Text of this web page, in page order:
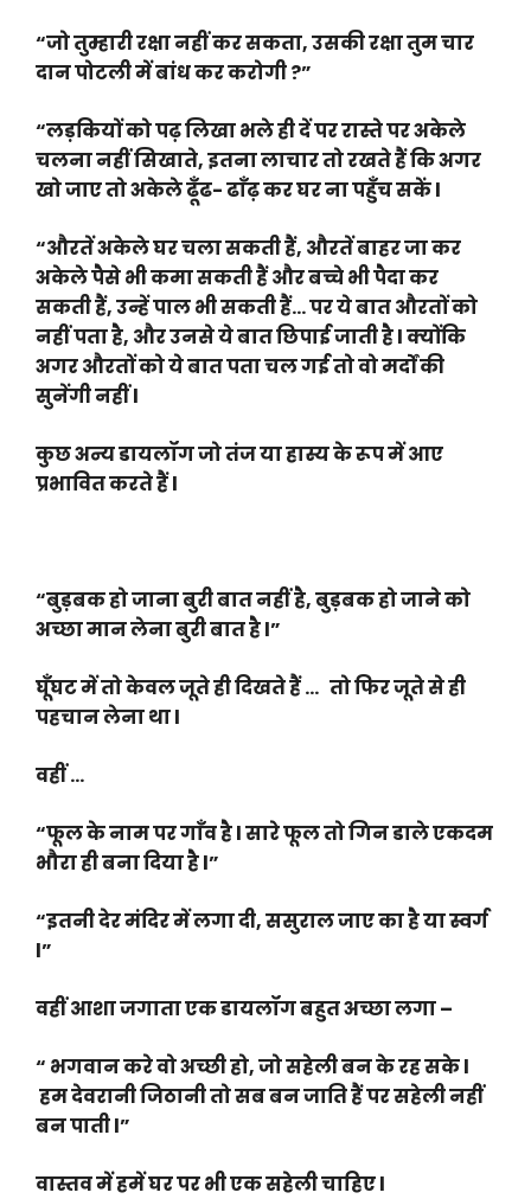
“जो तुम्हारी रक्षा नहीं कर सकता, उसकी रक्षा तुम चार
दान पोटली में बांध कर करोगी ?”
“लड़कियों को पढ़ लिखा भले ही दें पर रास्ते पर अकेले
चलना नहीं सिखाते, इतना लाचार तो रखते हैं कि अगर
खो जाए तो अकेले ढूँढ- ढाँढ़ कर घर ना पहुँच सकें l
“औरतें अकेले घर चला सकती हैं, औरतें बाहर जा कर
अकेले पैसे भी कमा सकती हैं और बच्चे भी पैदा कर
सकती हैं, उन्हें पाल भी सकती हैं… पर ये बात औरतों को
नहीं पता है, और उनसे ये बात छिपाई जाती है l क्योंकि
अगर औरतों को ये बात पता चल गई तो वो मर्दों की
सुनेंगी नहीं l
कुछ अन्य डायलॉग जो तंज या हास्य के रूप में आए
प्रभावित करते हैं l
“बुड़बक हो जाना बुरी बात नहीं है, बुड़बक हो जाने को
अच्छा मान लेना बुरी बात है l”
घूँघट में तो केवल जूते ही दिखते हैं … तो फिर जूते से ही
पहचान लेना था l
वहीं …
“फूल के नाम पर गाँव है l सारे फूल तो गिन डाले एकदम
भौरा ही बना दिया है l”
“इतनी देर मंदिर में लगा दी, ससुराल जाए का है या स्वर्ग
l”
वहीं आशा जगाता एक डायलॉग बहुत अच्छा लगा –
“ भगवान करे वो अच्छी हो, जो सहेली बन के रह सके l
हम देवरानी जिठानी तो सब बन जाति हैं पर सहेली नहीं
बन पाती l”
वास्तव में हमें घर पर भी एक सहेली चाहिए l